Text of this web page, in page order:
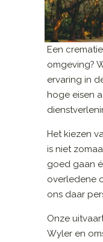
Een
omgeving?
ervaring in
hoge eisen
Het kiezen
is niet
goed gaan
overledene
ons daar
Onze
Wyler en